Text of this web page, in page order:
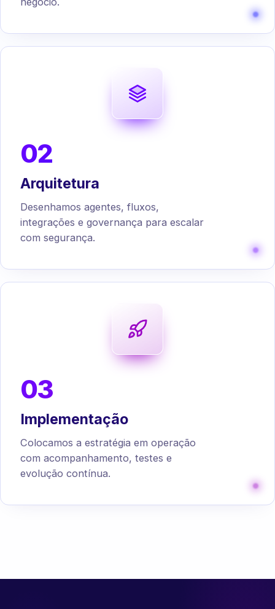
02
Arquitetura
Desenhamos agentes, fluxos,
integrações e governança para escalar
com segurança.
03
Implementação
Colocamos a estratégia em operação
com acompanhamento, testes e
evolução contínua.